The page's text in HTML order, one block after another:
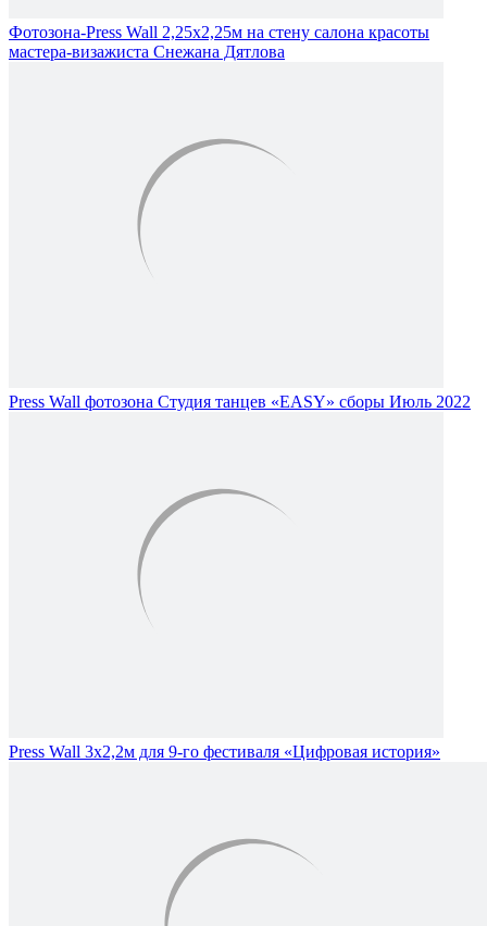
Фотозона-Press Wall 2,25х2,25м на стену салона красоты
мастера-визажиста Снежана Дятлова
Press Wall фотозона Cтудия танцев «EASY» сборы Июль 2022
Press Wall 3х2,2м для 9-го фестиваля «Цифровая история»